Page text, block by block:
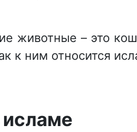
животные – это
к ним относится